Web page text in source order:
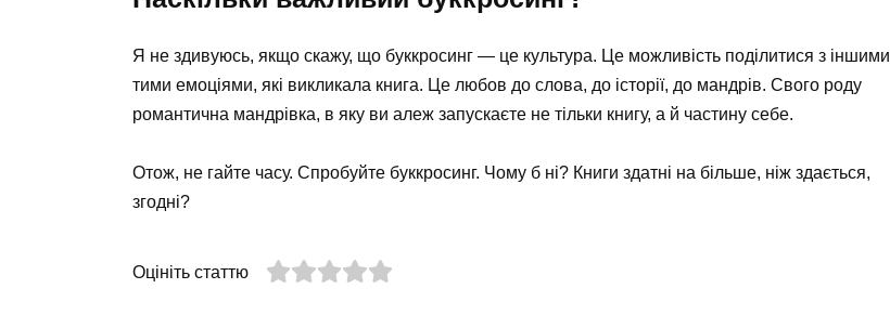
Я не здивуюсь, якщо скажу, що буккросинг — це культура. Це можливість поділитися з іншими
тими емоціями, які викликала книга. Це любов до слова, до історії, до мандрів. Свого роду
романтична мандрівка, в яку ви алеж запускаєте не тільки книгу, а й частину себе.
Отож, не гайте часу. Спробуйте буккросинг. Чому б ні? Книги здатні на більше, ніж здається,
згодні?
Оцініть статтю